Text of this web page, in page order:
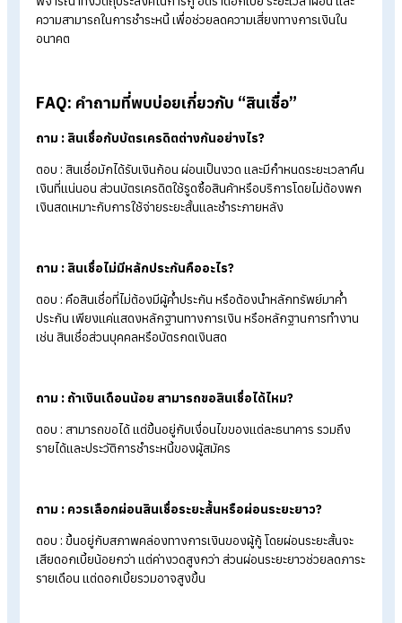
ค่าใช้จ่ายแฝงและตรวจสอบค่าธรรมเนียมเพิ่มเติม
เลือกระยะเวลาผ่อนให้เหมาะสม
ก่อนยื่นขอสินเชื่อ ต้องเตรียมอะไรบ้าง
การเตรียมเอกสารให้ครบถ้วน จะช่วยให้การพิจารณาสินเชื่อรวดเ
ขึ้น และเพิ่มโอกาสอนุมัติได้ง่ายกว่าเดิม เอกสารพื้นฐานที่มักใช้ ได้
สลิปเงินเดือน หรือหนังสือรับรองรายได้
รายการเดินบัญชีย้อนหลัง (Statement)
เอกสารทางธุรกิจ สำหรับเจ้าของกิจการ
เอกสารหลักประกัน กรณีสินเชื่อมีทรัพย์ค้ำประกัน
ทั้งนี้ เอกสารที่ต้องใช้อาจแตกต่างกันไปตามประเภทของสินเชื่อแ
นโยบายของแต่ละสถาบันการเงิน
สรุปสินเชื่อคืออะไร? มีกี่ประเภท พร้อมวิธี
เลือกให้เหมาะกับคุณ
สินเชื่อ คือ เครื่องมือทางการเงินที่ช่วยเพิ่มสภาพคล่อง ทั้งสำหรับ
ใช้จ่ายส่วนตัว การซื้อบ้าน รถยนต์ หรือใช้เป็นเงินทุนในการทำธุรกิ